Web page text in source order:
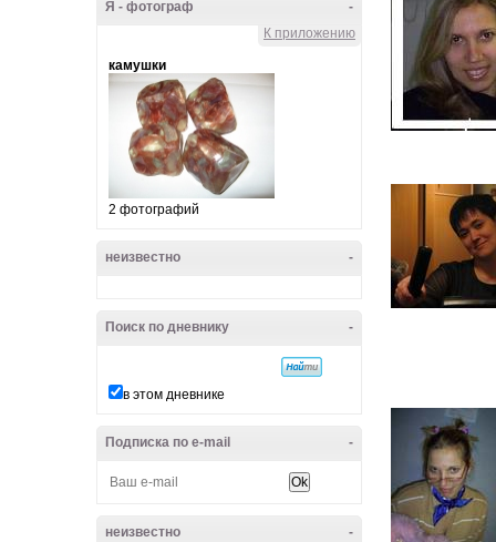
-
Я - фотограф
К приложению
камушки
2 фотографий
-
неизвестно
-
Поиск по дневнику
в этом дневнике
-
Подписка по e-mail
-
неизвестно